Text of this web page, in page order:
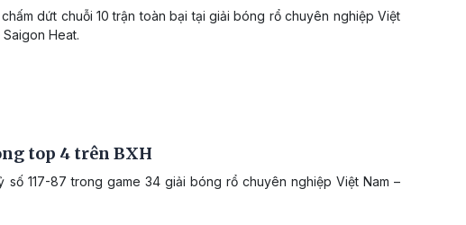
dứt chuỗi 10 trận toàn bại tại giải bóng rổ chuyên nghiệp Việt
Heat.
top 4 trên BXH
117-87 trong game 34 giải bóng rổ chuyên nghiệp Việt Nam –